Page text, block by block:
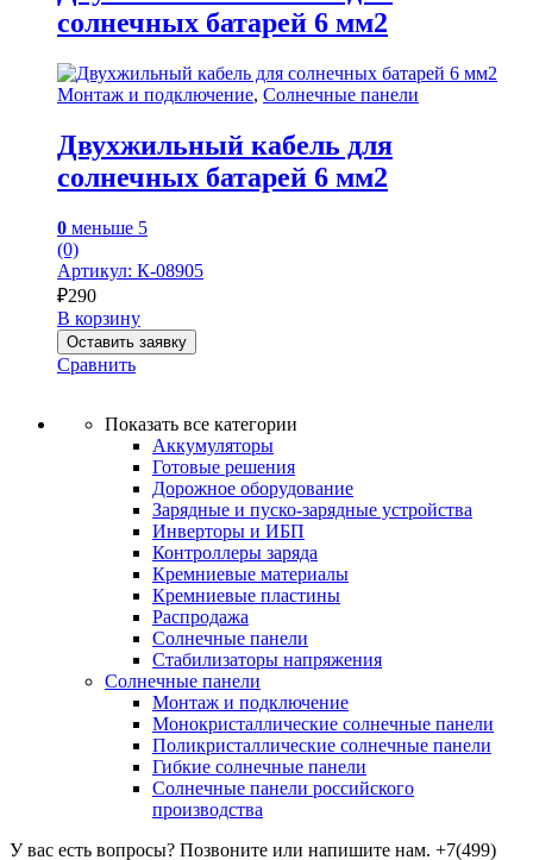
солнечных батарей 6 мм2
Монтаж и подключение, Солнечные панели
Двухжильный кабель для
солнечных батарей 6 мм2
0 меньше 5
(0)
Артикул: К-08905
₽290
В корзину
Оставить заявку
Сравнить
Показать все категории
Аккумуляторы
Готовые решения
Дорожное оборудование
Зарядные и пуско-зарядные устройства
Инверторы и ИБП
Контроллеры заряда
Кремниевые материалы
Кремниевые пластины
Распродажа
Солнечные панели
Стабилизаторы напряжения
Солнечные панели
Монтаж и подключение
Монокристаллические солнечные панели
Поликристаллические солнечные панели
Гибкие солнечные панели
Солнечные панели российского
производства
У вас есть вопросы? Позвоните или напишите нам. +7(499)